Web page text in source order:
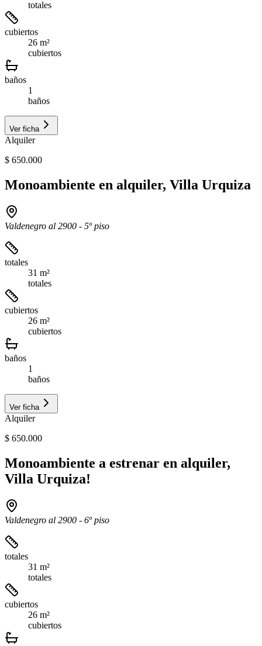
totales
cubiertos
26 m²
cubiertos
baños
1
baños
Ver ficha
Alquiler
$ 650.000
Monoambiente en alquiler, Villa Urquiza
Valdenegro al 2900 - 5º piso
totales
31 m²
totales
cubiertos
26 m²
cubiertos
baños
1
baños
Ver ficha
Alquiler
$ 650.000
Monoambiente a estrenar en alquiler,
Villa Urquiza!
Valdenegro al 2900 - 6º piso
totales
31 m²
totales
cubiertos
26 m²
cubiertos